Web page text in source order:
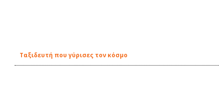
Ταξιδευτή που γύρισες τον κόσμο